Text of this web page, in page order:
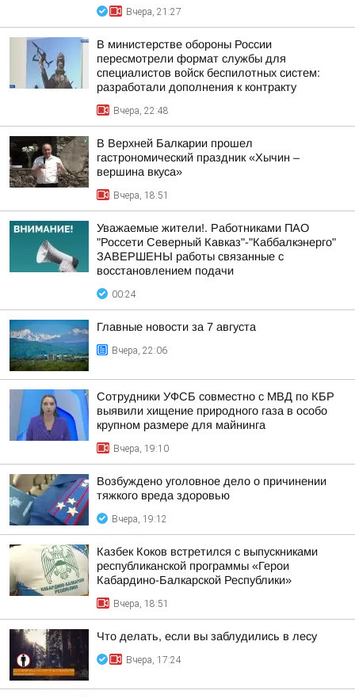
Вчера, 21:27
В министерстве обороны России
пересмотрели формат службы для
специалистов войск беспилотных систем:
разработали дополнения к контракту
Вчера, 22:48
В Верхней Балкарии прошел
гастрономический праздник «Хычин –
вершина вкуса»
Вчера, 18:51
Уважаемые жители!. Работниками ПАО
"Россети Северный Кавказ"-"Каббалкэнерго"
ЗАВЕРШЕНЫ работы связанные с
восстановлением подачи
00:24
Главные новости за 7 августа
Вчера, 22:06
Сотрудники УФСБ совместно с МВД по КБР
выявили хищение природного газа в особо
крупном размере для майнинга
Вчера, 19:10
Возбуждено уголовное дело о причинении
тяжкого вреда здоровью
Вчера, 19:12
Казбек Коков встретился с выпускниками
республиканской программы «Герои
Кабардино-Балкарской Республики»
Вчера, 18:51
Что делать, если вы заблудились в лесу
Вчера, 17:24